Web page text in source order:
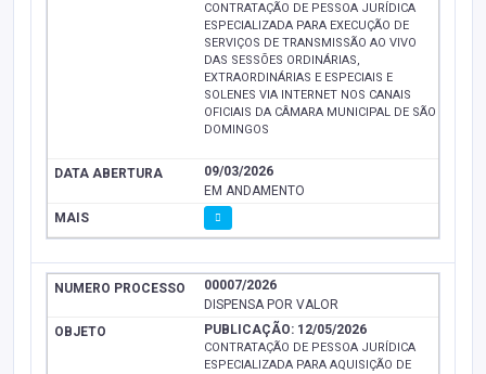
CONTRATAÇÃO DE PESSOA JURÍDICA
ESPECIALIZADA PARA EXECUÇÃO DE
SERVIÇOS DE TRANSMISSÃO AO VIVO
DAS SESSÕES ORDINÁRIAS,
EXTRAORDINÁRIAS E ESPECIAIS E
SOLENES VIA INTERNET NOS CANAIS
OFICIAIS DA CÂMARA MUNICIPAL DE SÃO
DOMINGOS
09/03/2026
EM ANDAMENTO
00007/2026
DISPENSA POR VALOR
PUBLICAÇÃO: 12/05/2026
CONTRATAÇÃO DE PESSOA JURÍDICA
ESPECIALIZADA PARA AQUISIÇÃO DE